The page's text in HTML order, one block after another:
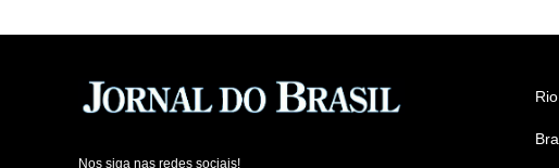
Nos siga nas redes sociais!
Rio